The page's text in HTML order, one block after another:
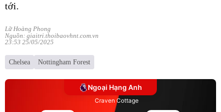
tới.
Lữ Hoàng Phong
Nguồn: giaitri.thoibaovhnt.com.vn
23:53 25/05/2025
Chelsea Nottingham Forest
Ngoại Hạng Anh
Craven Cottage